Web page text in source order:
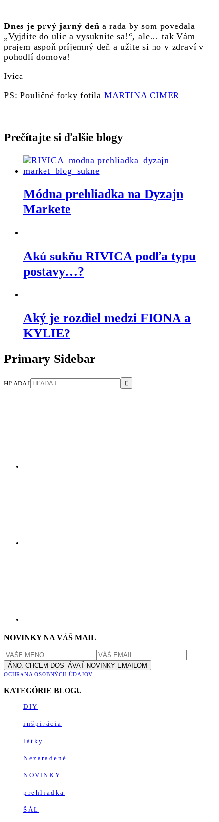
Dnes je prvý jarný deň a rada by som povedala
„Vyjdite do ulíc a vysuknite sa!“, ale… tak Vám
prajem aspoň príjemný deň a užite si ho v zdraví v
pohodlí domova!
Ivica
PS: Pouličné fotky fotila MARTINA CIMER
Prečítajte si ďalšie blogy
Módna prehliadka na Dyzajn
Markete
Akú sukňu RIVICA podľa typu
postavy…?
Aký je rozdiel medzi FIONA a
KYLIE?
Primary Sidebar
HĽADAJ
NOVINKY NA VÁŠ MAIL
OCHRANA OSOBNÝCH ÚDAJOV
KATEGÓRIE BLOGU
DIY
inšpirácia
látky
Nezaradené
NOVINKY
prehliadka
ŠÁL